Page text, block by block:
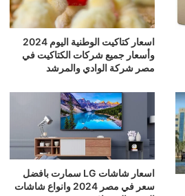
اسعار كتاكيت الوطنية اليوم 2024
وأسعار جميع شركات الكتاكيت في
مصر شركة الوادي والمرشد
اسعار شاشات LG سمارت بافضل
سعر في مصر 2024 وانواع شاشات